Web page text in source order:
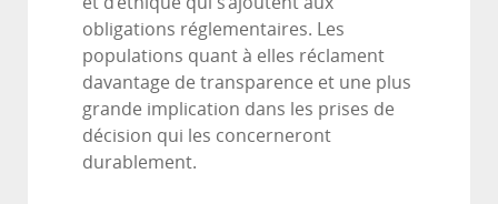
obligations réglementaires. Les
populations quant à elles réclament
davantage de transparence et une plus
grande implication dans les prises de
décision qui les concerneront
durablement.